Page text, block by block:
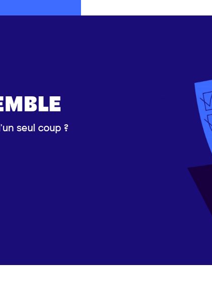
seul coup ?